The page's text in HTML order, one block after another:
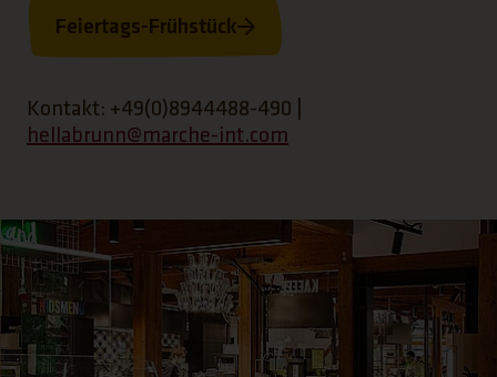
Feiertags-Frühstück
(Link öffnet einen neuen Tab)
Kontakt: +49(0)8944488-490 |
hellabrunn@marche-int.com